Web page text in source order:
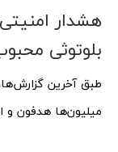
هشدار
بلوتوثی
میلیون‌ها هدفون و